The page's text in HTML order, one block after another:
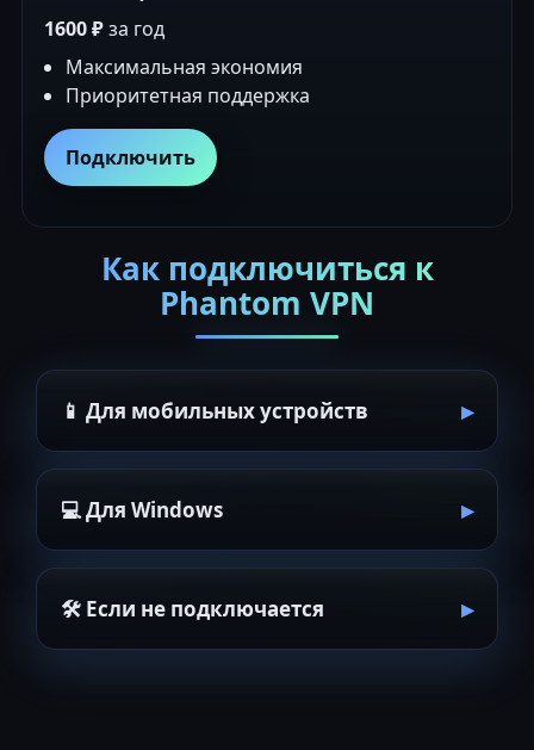
1600 ₽за год
Максимальная экономия
Приоритетная поддержка
Подключить
Как подключиться к
Phantom VPN
📱 Для мобильных устройств
💻 Для Windows
🛠 Если не подключается